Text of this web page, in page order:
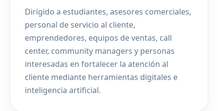
Dirigido a estudiantes, asesores comerciales,
personal de servicio al cliente,
emprendedores, equipos de ventas, call
center, community managers y personas
interesadas en fortalecer la atención al
cliente mediante herramientas digitales e
inteligencia artificial.